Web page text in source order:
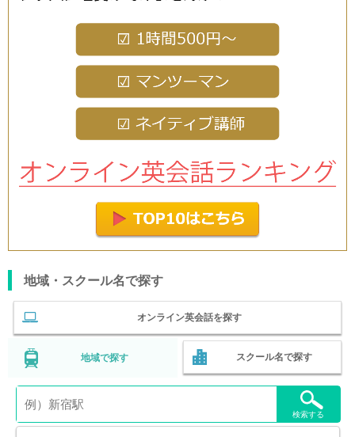
地域・スクール名で探す
オンライン英会話を探す
地域で探す スクール名で探す
検索する